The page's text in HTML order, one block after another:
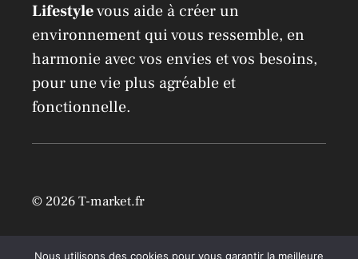
Lifestylevous aide à créer un
environnement qui vous ressemble, en
harmonie avec vos envies et vos besoins,
pour une vie plus agréable et
fonctionnelle.
© 2026 T-market.fr
Nous utilisons des cookies pour vous garantir la meilleure